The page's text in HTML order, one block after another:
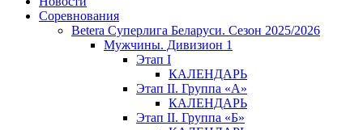
Соревнования
Betera Суперлига Беларуси. Сезон 2025/2026
Мужчины. Дивизион 1
Этап I
КАЛЕНДАРЬ
Этап II. Группа «А»
КАЛЕНДАРЬ
Этап II. Группа «Б»